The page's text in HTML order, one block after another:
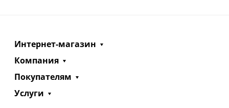
Интернет-магазин
Компания
Покупателям
Услуги